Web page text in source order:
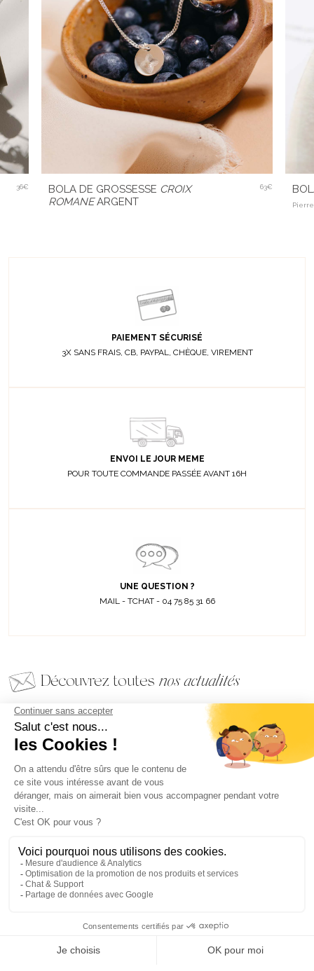
36€ BOLA DE GROSSESSE CROIX
ROMANEARGENT
63€
PAIEMENT SÉCURISÉ
3X SANS FRAIS, CB, PAYPAL, CHÈQUE, VIREMENT
ENVOI LE JOUR MEME
POUR TOUTE COMMANDE PASSÉE AVANT 16H
UNE QUESTION ?
MAIL - TCHAT - 04 75 85 31 66
Découvrez toutes nos actualités
EMAIL
VALIDER
NOS BIJOUX